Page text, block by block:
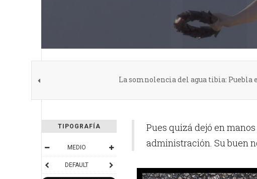
La somnolencia del agua tibia:
TIPOGRAFÍA
MEDIO
DEFAULT
Pues quizá dejó en
administración. Su buen